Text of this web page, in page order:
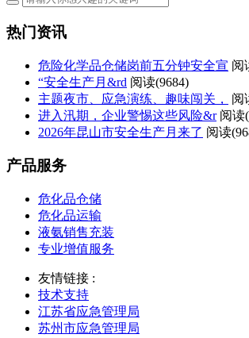
热门资讯
危险化学品仓储岗前五分钟安全宣 阅
“安全生产月&rd 阅读(9684)
主题夜市、应急演练、趣味闯关，
阅
进入汛期，企业警惕这些风险&r 阅读(
2026年昆山市安全生产月来了 阅读(
产品服务
危化品仓储
危化品运输
液氨销售充装
专业增值服务
友情链接 :
技术支持
江苏省应急管理局
苏州市应急管理局